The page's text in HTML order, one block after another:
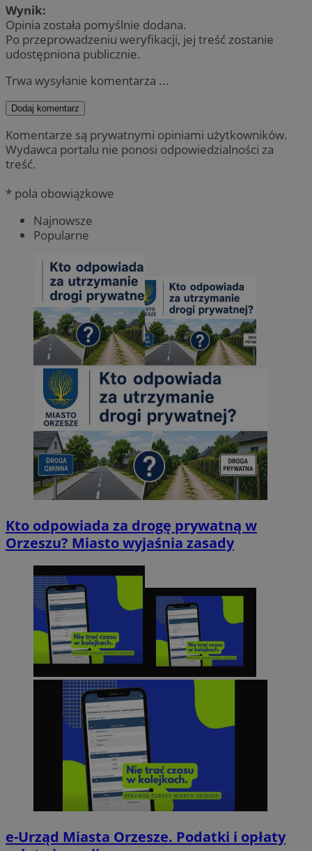
Wynik:
Opinia została pomyślnie dodana.
Po przeprowadzeniu weryfikacji, jej treść zostanie
udostępniona publicznie.
Trwa wysyłanie komentarza ...
Dodaj komentarz
Komentarze są prywatnymi opiniami użytkowników.
Wydawca portalu nie ponosi odpowiedzialności za
treść.
* pola obowiązkowe
Najnowsze
Popularne
Kto odpowiada za drogę prywatną w
Orzeszu? Miasto wyjaśnia zasady
e-Urząd Miasta Orzesze. Podatki i opłaty